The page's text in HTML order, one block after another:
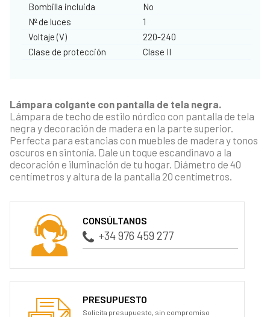
Bombilla incluida
No
Nº de luces
1
Voltaje (V)
220-240
Clase de protección
Clase II
Lámpara colgante con pantalla de tela negra.
Lámpara de techo de estilo nórdico con pantalla de tela
negra y decoración de madera en la parte superior.
Perfecta para estancias con muebles de madera y tonos
oscuros en sintonía. Dale un toque escandinavo a la
decoración e iluminación de tu hogar. Diámetro de 40
centímetros y altura de la pantalla 20 centímetros.
CONSÚLTANOS
+34 976 459 277
PRESUPUESTO
Solicita presupuesto, sin compromiso